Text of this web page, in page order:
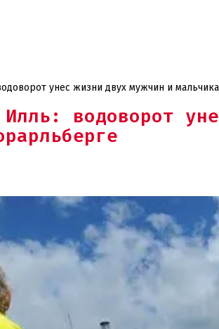
водоворот